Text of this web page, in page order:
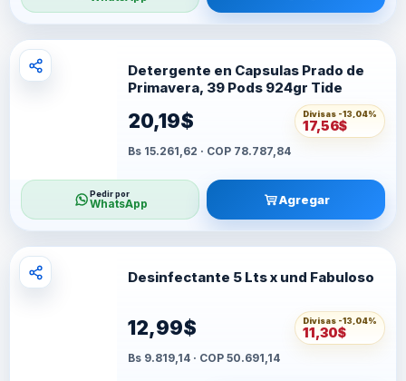
Detergente en Capsulas Prado de
Primavera, 39 Pods 924gr Tide
20,19$ Divisas -13,04%
17,56$
Bs 15.261,62 · COP 78.787,84
Pedir por
WhatsApp Agregar
Desinfectante 5 Lts x und Fabuloso
12,99$ Divisas -13,04%
11,30$
Bs 9.819,14 · COP 50.691,14